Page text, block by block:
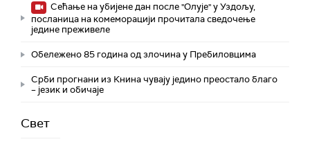
Сећање на убијене дан после "Олује" у Уздољу,
посланица на комеморацији прочитала сведочење
једине преживеле
Обележено 85 година од злочина у Пребиловцима
Срби прогнани из Книна чувају једино преостало благо
– језик и обичаје
Свет